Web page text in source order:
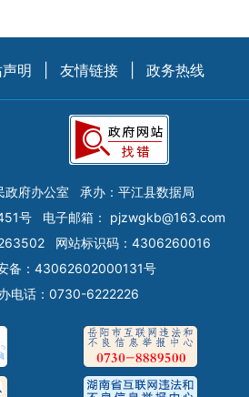
明 友情链接 政务热线
政府办公室
承办：平江县数据局
号 电子邮箱： pjzwgkb@163.com
网站标识码：4306260016
备：43062602000131号
电话：0730-6222226